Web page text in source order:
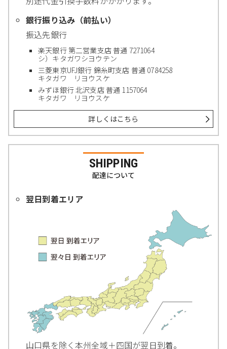
銀行振り込み（前払い）
振込先銀行
楽天銀行 第二営業支店 普通 7271064
シ）キタガワシヨウテン
三菱東京UFJ銀行 錦糸町支店 普通 0784258
キタガワ リヨウスケ
みずほ銀行 北沢支店 普通 1157064
キタガワ リヨウスケ
詳しくはこちら
SHIPPING
配達について
翌日到着エリア
山口県を除く本州全域＋四国が翌日到着。